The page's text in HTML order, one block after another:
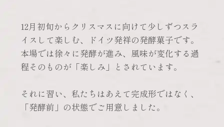
12月初旬からクリスマスに向けて少しずつスラ
イスして楽しむ、ドイツ発祥の発酵菓子です。
本場では徐々に発酵が進み、風味が変化する過
程そのものが「楽しみ」とされています。
それに習い、私たちはあえて完成形ではなく、
「発酵前」の状態でご用意しました。